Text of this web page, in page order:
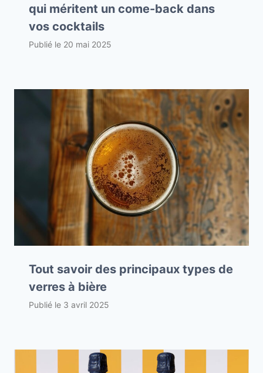
qui méritent un come-back dans
vos cocktails
Publié le 20 mai 2025
Tout savoir des principaux types de
verres à bière
Publié le 3 avril 2025